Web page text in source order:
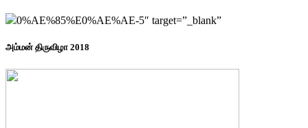
0%AE%85%E0%AE%AE-5″ target=”_blank”
அம்மன் திருவிழா 2018